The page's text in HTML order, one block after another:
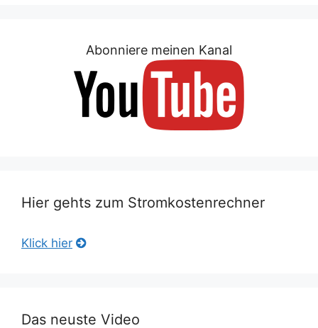
Abonniere meinen Kanal
Hier gehts zum Stromkostenrechner
Klick hier
Das neuste Video